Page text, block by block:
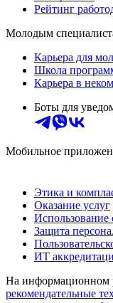
Рейтинг
Молодым
Карьера для
Школа
Карьера в
Боты для
Мобильное
Этика и
Оказание услуг
Использование
Защита
ИТ
На информационном
рекомендательные